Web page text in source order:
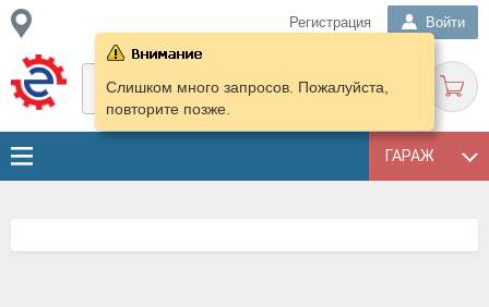
Регистрация Войти
ГАРАЖ
Слишком много запросов. Пожалуйста,
повторите позже.